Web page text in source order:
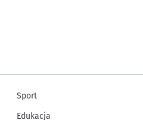
Sport
Edukacja